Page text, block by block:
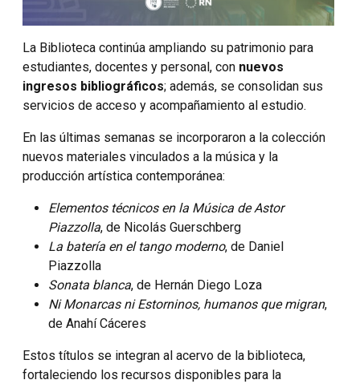
La Biblioteca continúa ampliando su patrimonio para
estudiantes, docentes y personal, con nuevos
ingresos bibliográficos; además, se consolidan sus
servicios de acceso y acompañamiento al estudio.
En las últimas semanas se incorporaron a la colección
nuevos materiales vinculados a la música y la
producción artística contemporánea:
Elementos técnicos en la Música de Astor
Piazzolla, de Nicolás Guerschberg
La batería en el tango moderno, de Daniel
Piazzolla
Sonata blanca, de Hernán Diego Loza
Ni Monarcas ni Estorninos, humanos que migran,
de Anahí Cáceres
Estos títulos se integran al acervo de la biblioteca,
fortaleciendo los recursos disponibles para la